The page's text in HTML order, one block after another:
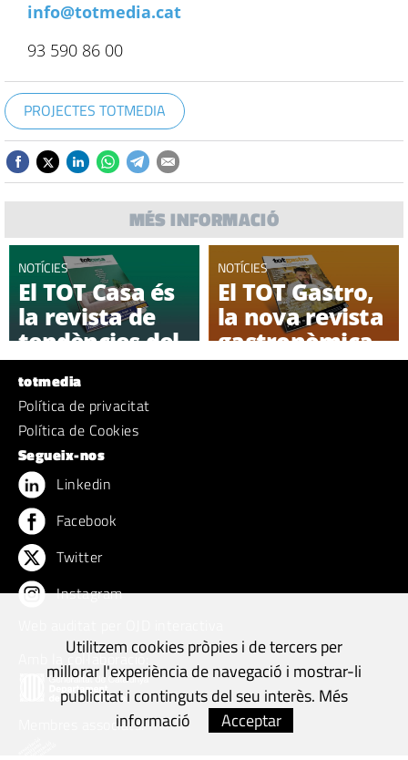
info@totmedia.cat
93 590 86 00
PROJECTES TOTMEDIA
MÉS INFORMACIÓ
NOTÍCIES
El TOT Casa és
la revista de
tendències del
Vallès
NOTÍCIES
El TOT Gastro,
la nova revista
gastronòmica
del Vallès
Utilitzem cookies pròpies i de tercers per
millorar l'experiència de navegació i mostrar-li
publicitat i continguts del seu interès. Més
informació
Acceptar
totmedia
Política de privacitat
Política de Cookies
Segueix-nos
Linkedin
Facebook
Twitter
Instagram
Amb la col·laboració:
Membres associats: